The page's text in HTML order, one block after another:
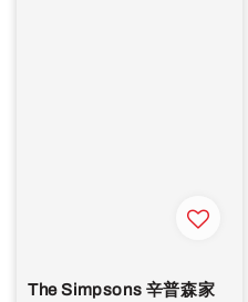
The Simpsons 辛普森家